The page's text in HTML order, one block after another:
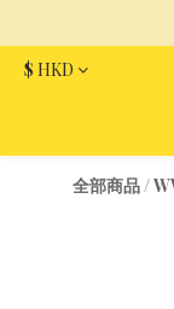
$ HKD
全部商品/